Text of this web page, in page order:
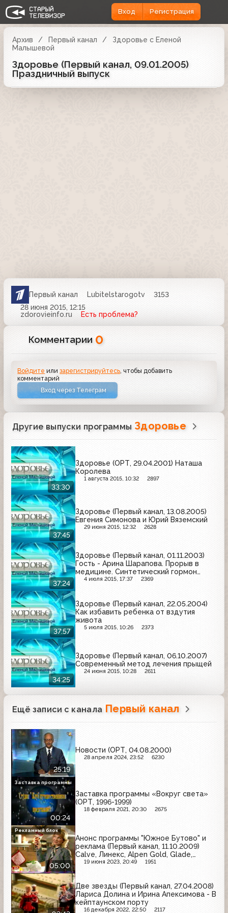
Вход Регистрация
Архив Первый канал
Здоровье с Еленой
Малышевой
Здоровье (Первый канал, 09.01.2005)
Праздничный выпуск
Первый канал Lubitelstarogotv
3153
28 июня 2015, 12:15
zdorovieinfo.ru
Есть проблема?
Комментарии 0
Войдите илизарегистрируйтесь , чтобы добавить
комментарий
Вход через Телеграм
Другие выпуски программы Здоровье
33:30
Здоровье (ОРТ, 29.04.2001) Наташа
Королева
1 августа 2015, 10:32 2897
37:45
Здоровье (Первый канал, 13.08.2005)
Евгения Симонова и Юрий Вяземский
29 июня 2015, 12:32 2628
37:24
Здоровье (Первый канал, 01.11.2003)
Гость - Арина Шарапова. Прорыв в
медицине. Синтетический гормон
роста человека.
4 июля 2015, 17:37 2369
37:57
Здоровье (Первый канал, 22.05.2004)
Как избавить ребенка от вздутия
живота
5 июля 2015, 10:26 2373
34:25
Здоровье (Первый канал, 06.10.2007)
Современный метод лечения прыщей
24 июня 2015, 10:28 2611
Ещё записи с канала Первый канал
25:19
Новости (ОРТ, 04.08.2000)
28 апреля 2024, 23:52 6230
00:24
Заставка программы «Вокруг света»
(ОРТ, 1996-1999)
18 февраля 2021, 20:30 2675
Заставка программы
05:00
Анонс программы "Южное Бутово" и
реклама (Первый канал, 11.10.2009)
Calve, Линекс, Alpen Gold, Glade,
Л'Этуаль, ВТБ24, Агуша, Арбидол,
KitKat
19 июня 2023, 20:49 1951
Рекламный блок
Две звезды (Первый канал, 27.04.2008)
Лариса Долина и Ирина Апексимова - В
кейптаунском порту
16 декабря 2022, 22:50 2117